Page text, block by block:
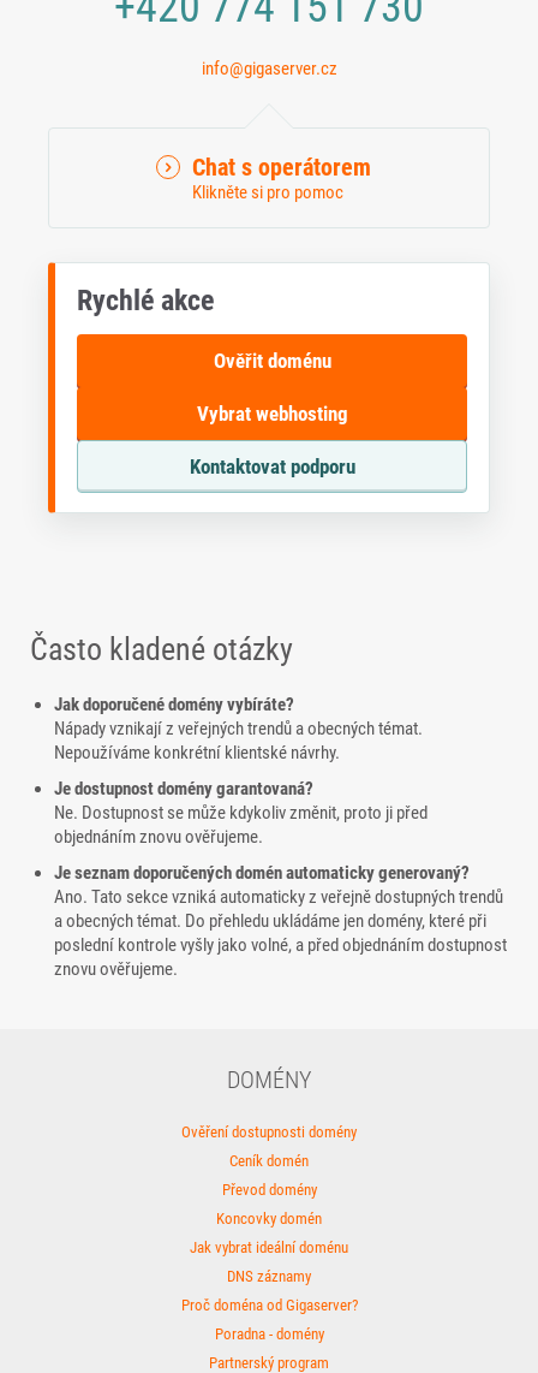
info@gigaserver.cz
Chat s operátorem
Klikněte si pro pomoc
Rychlé akce
Ověřit doménu
Vybrat webhosting
Kontaktovat podporu
Často kladené otázky
Jak doporučené domény vybíráte?
Nápady vznikají z veřejných trendů a obecných témat.
Nepoužíváme konkrétní klientské návrhy.
Je dostupnost domény garantovaná?
Ne. Dostupnost se může kdykoliv změnit, proto ji před
objednáním znovu ověřujeme.
Je seznam doporučených domén automaticky generovaný?
Ano. Tato sekce vzniká automaticky z veřejně dostupných trendů
a obecných témat. Do přehledu ukládáme jen domény, které při
poslední kontrole vyšly jako volné, a před objednáním dostupnost
znovu ověřujeme.
DOMÉNY
Ověření dostupnosti domény
Ceník domén
Převod domény
Koncovky domén
Jak vybrat ideální doménu
DNS záznamy
Proč doména od Gigaserver?
Poradna - domény
Partnerský program